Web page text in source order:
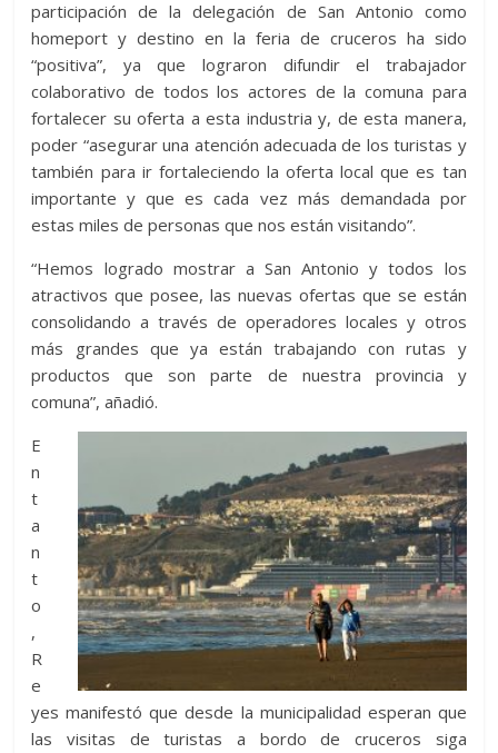
participación de la delegación de San Antonio como
homeport y destino en la feria de cruceros ha sido
“positiva”, ya que lograron difundir el trabajador
colaborativo de todos los actores de la comuna para
fortalecer su oferta a esta industria y, de esta manera,
poder “asegurar una atención adecuada de los turistas y
también para ir fortaleciendo la oferta local que es tan
importante y que es cada vez más demandada por
estas miles de personas que nos están visitando”.
“Hemos logrado mostrar a San Antonio y todos los
atractivos que posee, las nuevas ofertas que se están
consolidando a través de operadores locales y otros
más grandes que ya están trabajando con rutas y
productos que son parte de nuestra provincia y
comuna”, añadió.
E
n
t
a
n
t
o
,
R
e
yes manifestó que desde la municipalidad esperan que
las visitas de turistas a bordo de cruceros siga